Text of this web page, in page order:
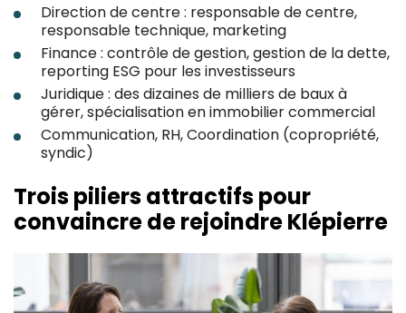
Direction de centre : responsable de centre,
responsable technique, marketing
Finance : contrôle de gestion, gestion de la dette,
reporting ESG pour les investisseurs
Juridique : des dizaines de milliers de baux à
gérer, spécialisation en immobilier commercial
Communication, RH, Coordination (copropriété,
syndic)
Trois piliers attractifs pour
convaincre de rejoindre Klépierre